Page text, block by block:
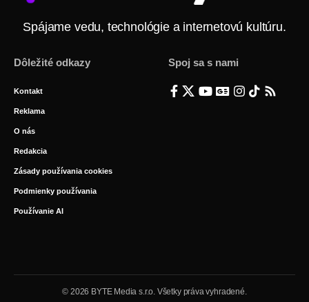
Spájame vedu, technológie a internetovú kultúru.
Dôležité odkazy
Kontakt
Reklama
O nás
Redakcia
Zásady používania cookies
Podmienky používania
Používanie AI
Spoj sa s nami
© 2026 BYTE Media s.r.o. Všetky práva vyhradené.